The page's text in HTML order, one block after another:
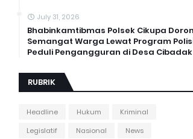
July 31, 2026
Bhabinkamtibmas Polsek Cikupa
Semangat Warga Lewat Program
Peduli Pengangguran di Desa Cibadak
RUBRIK
Headline Hukum
Kriminal
Legislatif
Nasional
News